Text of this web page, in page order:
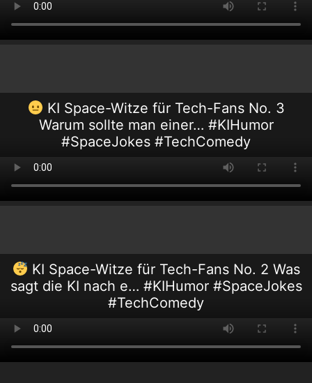
KI Space-Witze für Tech-Fans No. 3
Warum sollte man einer… #KIHumor
#SpaceJokes #TechComedy
KI Space-Witze für Tech-Fans No. 2 Was
sagt die KI nach e… #KIHumor #SpaceJokes
#TechComedy